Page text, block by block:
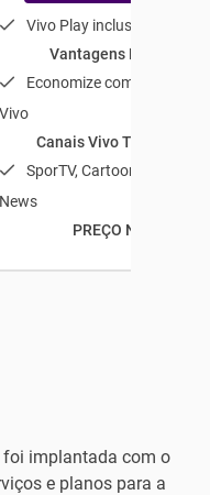
Vivo Play incluso
Vantagens Plano Vivo
Economize com a TV por
Vivo
Canais Vivo TV em
SporTV, Cartoon Network
News
PREÇO NO COMBO
implantada com o
e planos para a